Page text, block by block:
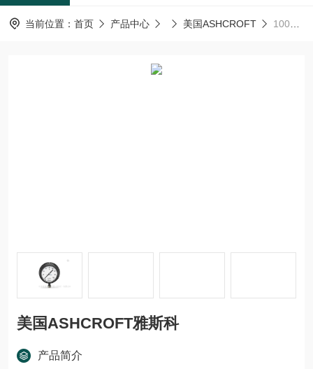
当前位置： 首页 产品中心 美国ASHCROFT 1005/1005P/1005S 压力表美国ASHCROFT雅斯科
美国ASHCROFT雅斯科
产品简介